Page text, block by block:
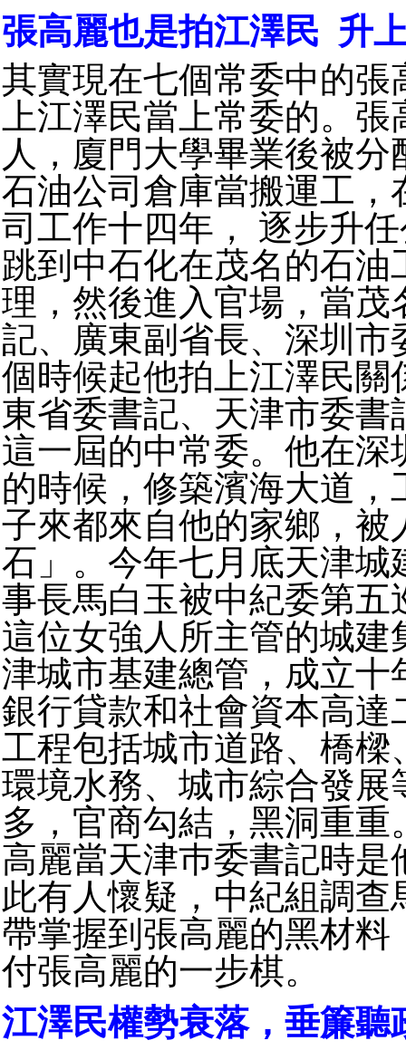
張高麗也是拍江澤民 升
其實現在七個常委中的張
上江澤民當上常委的。
人，廈門大學畢業後被分
石油公司倉庫當搬運工，
司工作十四年， 逐步升
跳到中石化在茂名的石油
理，然後進入官場，當茂
記、廣東副省長、深圳市
個時候起他拍上江澤民關
東省委書記、天津市委書
這一屆的中常委。他在深
的時候，修築濱海大道，
子來都來自他的家鄉，被
石」。今年七月底天津城
事長馬白玉被中紀委第五
這位女強人所主管的城建
津城市基建總管，成立十
銀行貸款和社會資本高達
工程包括城市道路、橋樑
環境水務、城市綜合發展
多，官商勾結，黑洞重重
高麗當天津巿委書記時是
此有人懷疑，中紀組調查
帶掌握到張高麗的黑材料
付張高麗的一步棋。
江澤民權勢衰落，垂簾聽